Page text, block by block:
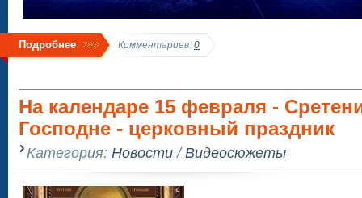
Подробнее Комментариев: 0
На календаре 15 февраля -
Господне - церковный праздник
Категория: Новости/Видеосюжеты